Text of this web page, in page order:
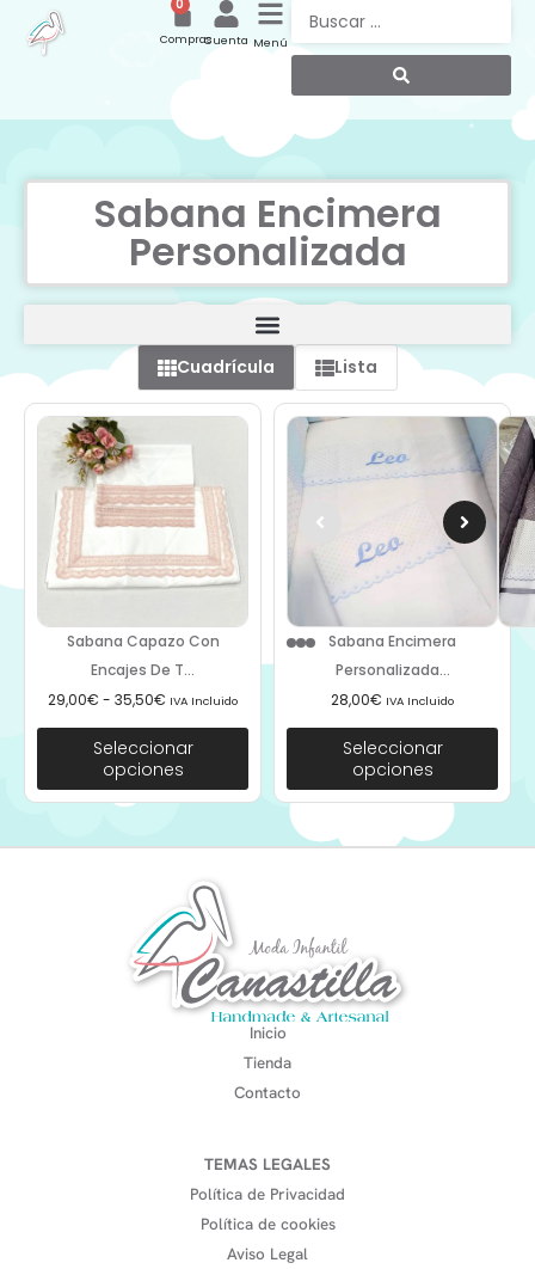
Menú
Cuenta
0
Compras
Sabana Encimera
Personalizada
Cuadrícula Lista
Sabana Capazo Con
Encajes De T...
29,00€ - 35,50€ IVA Incluido
Seleccionar
opciones
Sabana Encimera
Personalizada...
28,00€ IVA Incluido
Seleccionar
opciones
Inicio
Tienda
Contacto
TEMAS LEGALES
Política de Privacidad
Política de cookies
Aviso Legal